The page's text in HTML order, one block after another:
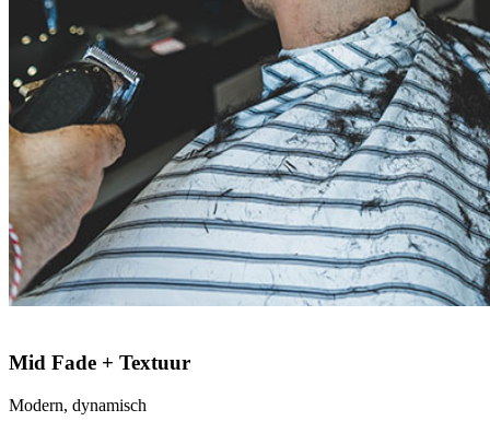
Mid Fade + Textuur
Modern, dynamisch